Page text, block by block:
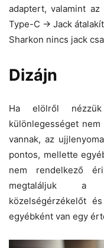
adaptert, valamint
Type-C -> Jack
Sharkon nincs jack
Dizájn
Ha elölről
különlegességet
vannak, az
pontos, mellette
nem rendelkező
megtaláljuk a
közelségérzékelőt
egyébként van egy